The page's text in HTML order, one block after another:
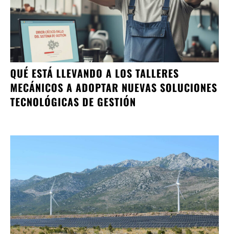
QUÉ ESTÁ LLEVANDO A LOS TALLERES
MECÁNICOS A ADOPTAR NUEVAS SOLUCIONES
TECNOLÓGICAS DE GESTIÓN